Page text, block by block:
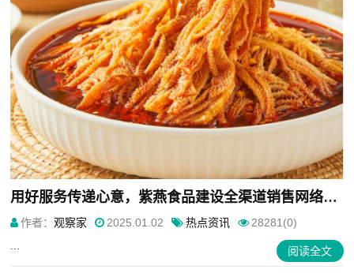
用好服务传递心意，紫燕食品建设全渠道销售网络，离消费者更近一步
作者：观察家 2025.01.02 热点资讯
28281(0)
阅读全文